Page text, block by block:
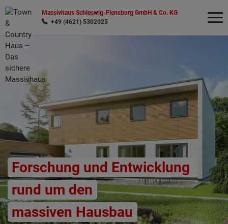
Massivhaus Schleswig-Flensburg GmbH & Co. KG
+49 (4621) 5302025
Forschung und Entwicklung
rund um den
massiven Hausbau
Wonach möchten Sie suchen?